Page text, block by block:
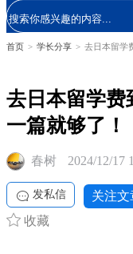
首页 > 学长分享 > 去日本留学
去日本留学费
一篇就够了！
春树 2024/12/17
发私信 关注文
收藏